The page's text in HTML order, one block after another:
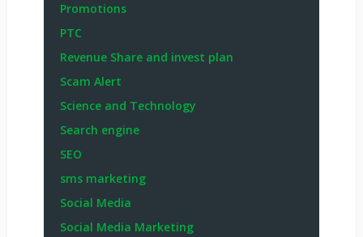
Promotions
PTC
Revenue Share and invest plan
Scam Alert
Science and Technology
Search engine
SEO
sms marketing
Social Media
Social Media Marketing